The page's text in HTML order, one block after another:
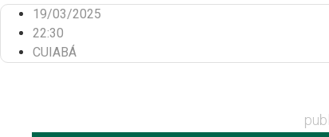
19/03/2025
22:30
CUIABÁ